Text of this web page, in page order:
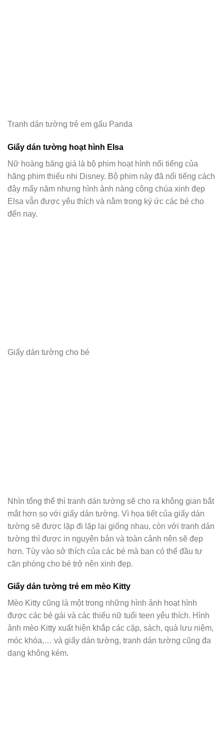
Tranh dán tường trẻ em gấu Panda
Giấy dán tường hoạt hình Elsa
Nữ hoàng băng giá là bộ phim hoạt hình nổi tiếng của
hãng phim thiếu nhi Disney. Bộ phim này đã nổi tiếng cách
đây mấy năm nhưng hình ảnh nàng công chúa xinh đẹp
Elsa vẫn được yêu thích và nằm trong ký ức các bé cho
đến nay.
Giấy dán tường cho bé
Nhìn tổng thể thì tranh dán tường sẽ cho ra không gian bắt
mắt hơn so với giấy dán tường. Vì họa tiết của giấy dán
tường sẽ được lặp đi lặp lại giống nhau, còn với tranh dán
tường thì được in nguyên bản và toàn cảnh nên sẽ đẹp
hơn. Tùy vào sở thích của các bé mà bạn có thể đầu tư
căn phòng cho bé trở nên xinh đẹp.
Giấy dán tường trẻ em mèo Kitty
Mèo Kitty cũng là một trong những hình ảnh hoạt hình
được các bé gái và các thiếu nữ tuổi teen yêu thích. Hình
ảnh mèo Kitty xuất hiện khắp các cặp, sách, quà lưu niệm,
móc khóa,… và giấy dán tường, tranh dán tường cũng đa
dạng không kém.